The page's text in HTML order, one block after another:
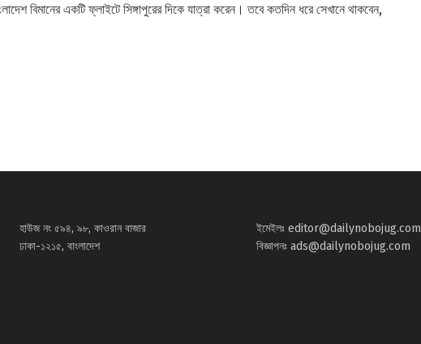
বিমানের একটি ফ্লাইটে সিঙ্গাপুরের দিকে যাত্রা করেন। তবে কতদিন ধরে সেখানে থাকবেন,
হাউজ নং ৫৯৪, ৯৮, কাওরান বাজার
ঢাকা-১২১৫, বাংলাদেশ
ইমেইলঃ editor@dailynobojug.com
বিজ্ঞাপনঃ ads@dailynobojug.com